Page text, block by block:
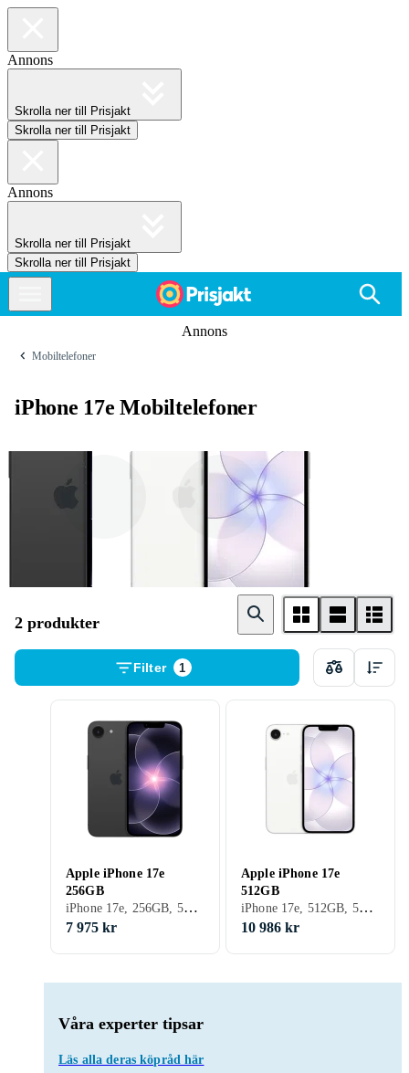
Annons
Skrolla ner till Prisjakt
Skrolla ner till Prisjakt
Annons
Skrolla ner till Prisjakt
Skrolla ner till Prisjakt
Annons
Mobiltelefoner
iPhone 17e Mobiltelefoner
2 produkter
Filter 1
Våra experter tipsar
Läs alla deras köpråd här
Apple iPhone 17e
256GB
iPhone 17e, 256GB, 5G (NR), 6.1 tum, 8GB, 2026
7 975 kr
Apple iPhone 17e
512GB
iPhone 17e, 512GB, 5G (NR), 6.1 tum, 8GB, 2026
10 986 kr